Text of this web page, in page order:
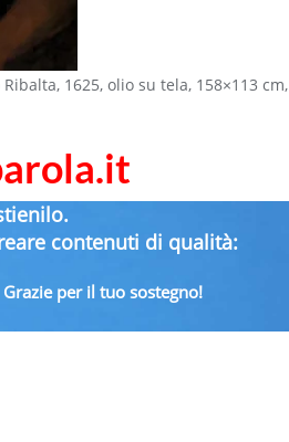
1625, olio su tela, 158×113 cm,
contenuti di qualità:
per il tuo sostegno!